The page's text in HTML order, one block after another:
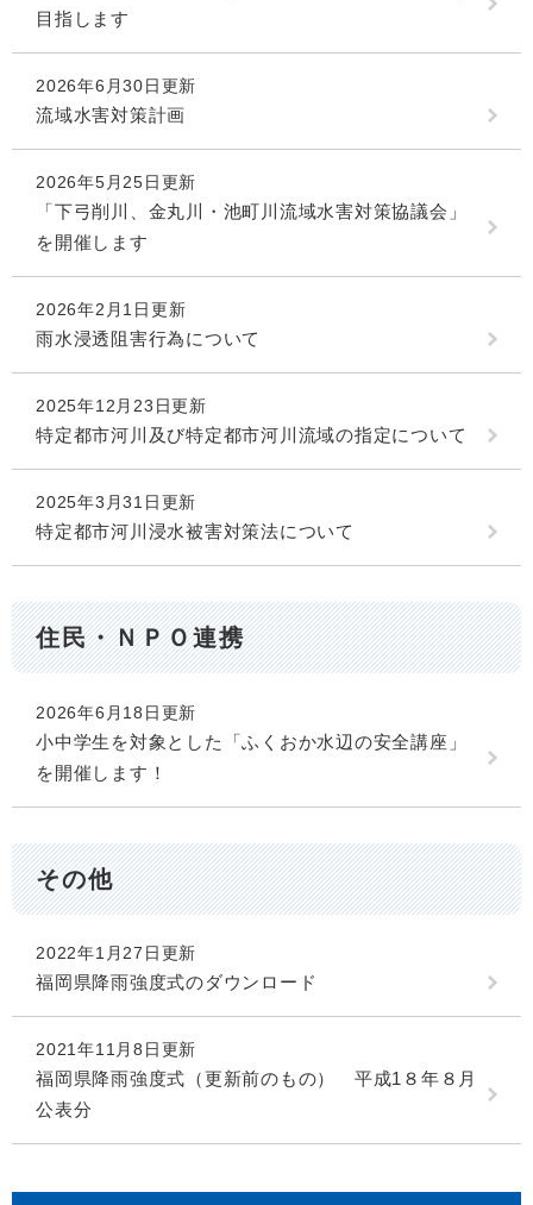
目指します
2026年6月30日更新
流域水害対策計画
2026年5月25日更新
「下弓削川、金丸川・池町川流域水害対策協議会」
を開催します
2026年2月1日更新
雨水浸透阻害行為について
2025年12月23日更新
特定都市河川及び特定都市河川流域の指定について
2025年3月31日更新
特定都市河川浸水被害対策法について
住民・ＮＰＯ連携
2026年6月18日更新
小中学生を対象とした「ふくおか水辺の安全講座」
を開催します！
その他
2022年1月27日更新
福岡県降雨強度式のダウンロード
2021年11月8日更新
福岡県降雨強度式（更新前のもの） 平成1８年８月
公表分